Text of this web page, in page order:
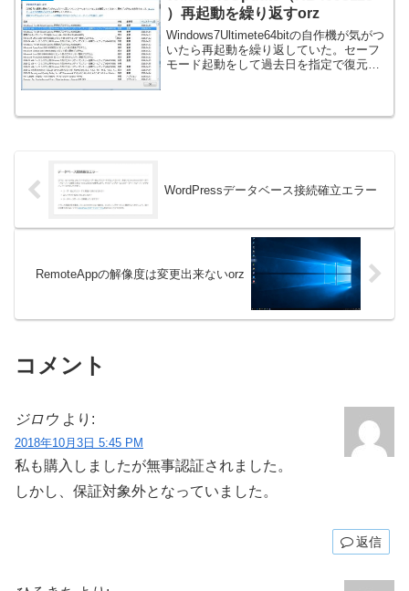
）再起動を繰り返すorz
Windows7Ultimete64bitの自作機が気がつ
いたら再起動を繰り返していた。セーフ
モード起動をして過去日を指定で復元を
WordPressデータベース接続確立エラー
RemoteAppの解像度は変更出来ないorz
コメント
ジロウ より:
2018年10月3日 5:45 PM
私も購入しましたが無事認証されました。
しかし、保証対象外となっていました。
返信